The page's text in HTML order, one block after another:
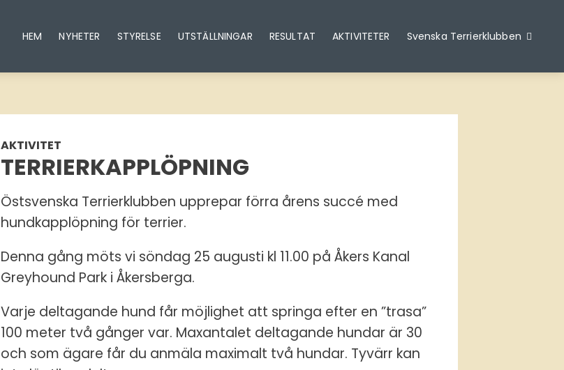
HEM NYHETER STYRELSE UTSTÄLLNINGAR RESULTAT AKTIVITETER Svenska Terrierklubben
AKTIVITET
TERRIERKAPPLÖPNING
Östsvenska Terrierklubben upprepar förra årens succé med
hundkapplöpning för terrier.
Denna gång möts vi söndag 25 augusti kl 11.00 på Åkers Kanal
Greyhound Park i Åkersberga.
Varje deltagande hund får möjlighet att springa efter en ”trasa”
100 meter två gånger var. Maxantalet deltagande hundar är 30
och som ägare får du anmäla maximalt två hundar. Tyvärr kan